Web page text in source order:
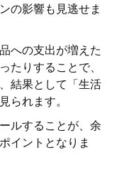
の影響も見逃せま
への支出が増えた
たりすることで、
結果として「生活
られます。
ルすることが、余
イントとなりま